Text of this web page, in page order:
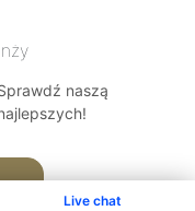
Live chat
naszą